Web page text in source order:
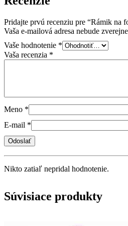
Pridajte prvú recenziu pre “Rámik na
Vaša e-mailová adresa nebude
Vaše hodnotenie *
Vaša recenzia *
Meno *
E-mail *
Nikto zatiaľ nepridal hodnotenie.
Súvisiace produkty